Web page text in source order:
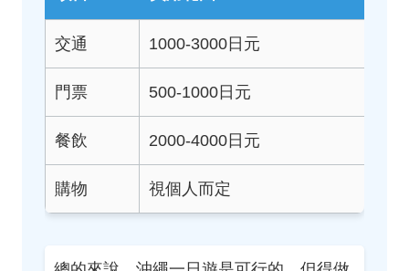
交通 1000-3000日元
門票 500-1000日元
餐飲 2000-4000日元
購物 視個人而定